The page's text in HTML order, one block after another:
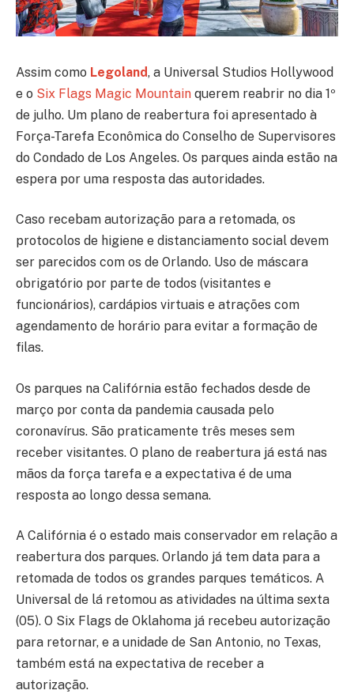
Assim como Legoland, a Universal Studios Hollywood
e o Six Flags Magic Mountain querem reabrir no dia 1º
de julho. Um plano de reabertura foi apresentado à
Força-Tarefa Econômica do Conselho de Supervisores
do Condado de Los Angeles. Os parques ainda estão na
espera por uma resposta das autoridades.
Caso recebam autorização para a retomada, os
protocolos de higiene e distanciamento social devem
ser parecidos com os de Orlando. Uso de máscara
obrigatório por parte de todos (visitantes e
funcionários), cardápios virtuais e atrações com
agendamento de horário para evitar a formação de
filas.
Os parques na Califórnia estão fechados desde de
março por conta da pandemia causada pelo
coronavírus. São praticamente três meses sem
receber visitantes. O plano de reabertura já está nas
mãos da força tarefa e a expectativa é de uma
resposta ao longo dessa semana.
A Califórnia é o estado mais conservador em relação a
reabertura dos parques. Orlando já tem data para a
retomada de todos os grandes parques temáticos. A
Universal de lá retomou as atividades na última sexta
(05). O Six Flags de Oklahoma já recebeu autorização
para retornar, e a unidade de San Antonio, no Texas,
também está na expectativa de receber a
autorização.